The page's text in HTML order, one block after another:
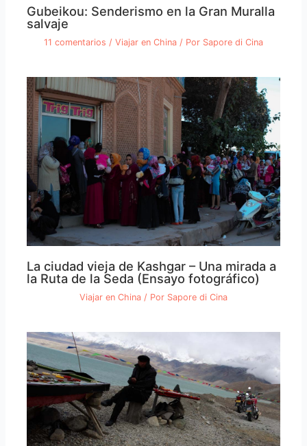
Gubeikou: Senderismo en la Gran Muralla
salvaje
11 comentarios / Viajar en China / Por Sapore di Cina
La ciudad vieja de Kashgar – Una mirada a
la Ruta de la Seda (Ensayo fotográfico)
Viajar en China / Por Sapore di Cina